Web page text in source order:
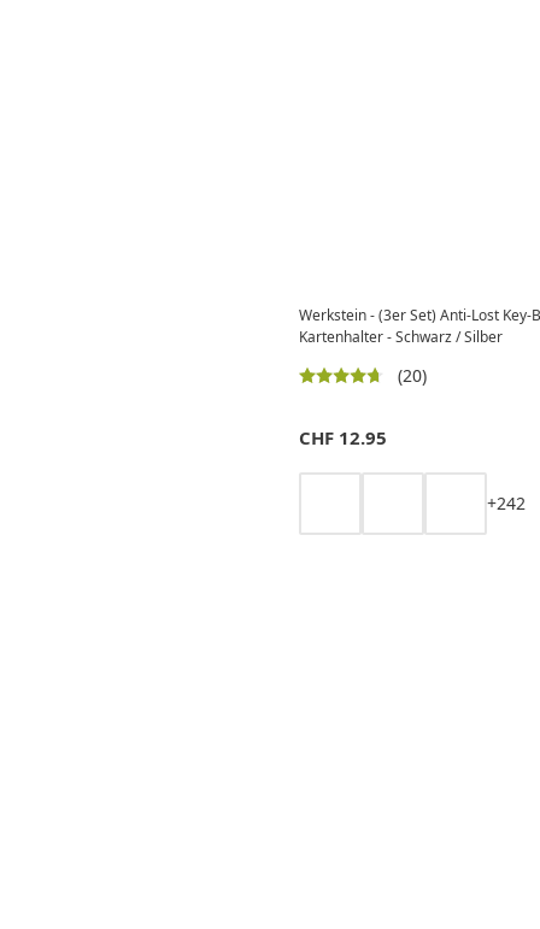
Werkstein - (3er Set) Anti-Lost
Kartenhalter - Schwarz / Silber
(20)
CHF 12.95
+242